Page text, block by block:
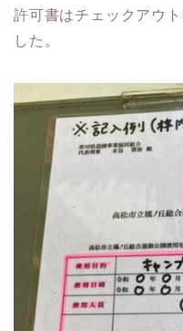
許可書はチェックアウ
した。